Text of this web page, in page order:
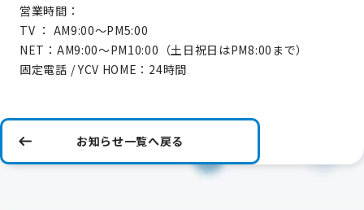
営業時間：
TV ： AM9:00～PM5:00
NET：AM9:00～PM10:00（土日祝日はPM8:00まで）
固定電話 / YCV HOME：24時間
お知らせ一覧へ戻る